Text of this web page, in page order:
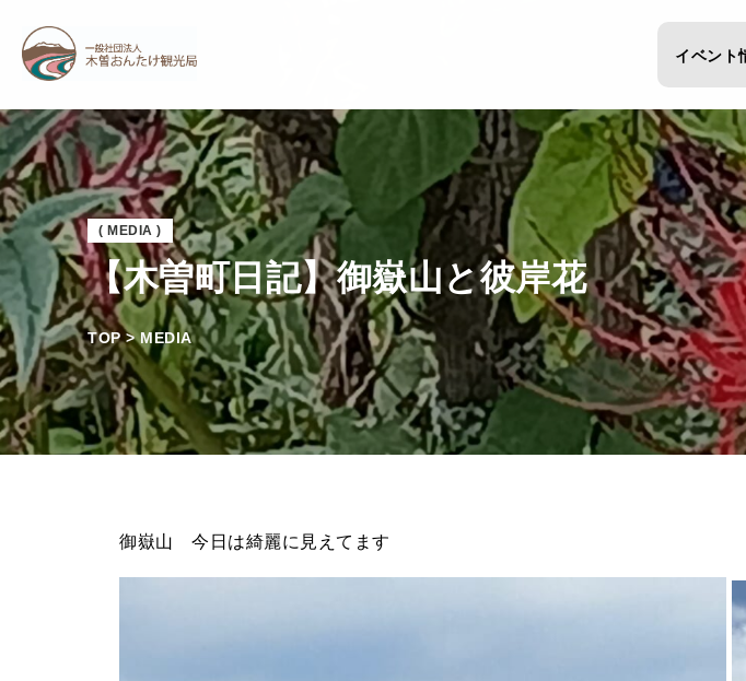
イベント
( MEDIA )
【木曽町日記】御嶽山と彼岸花
TOP > MEDIA
御嶽山 今日は綺麗に見えてます